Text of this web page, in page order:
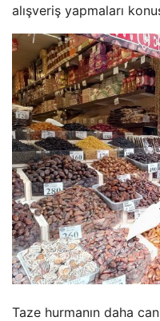
alışveriş yapmaları
Taze hurmanın daha